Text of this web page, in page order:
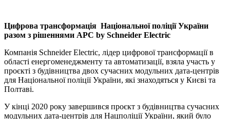
Цифрова трансформація Національної поліції України
разом з рішеннями APC by Schneider Electric
Компанія Schneider Electric, лідер цифрової трансформації в
області енергоменеджменту та автоматизації, взяла участь у
проєкті з будівництва двох сучасних модульних дата-центрів
для Національної поліції України, які знаходяться у Києві та
Полтаві.
У кінці 2020 року завершився проєкт з будівництва сучасних
модульних дата-центрів для Нацполіції України, який було